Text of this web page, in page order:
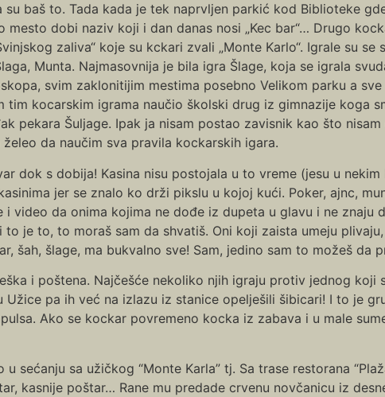
su baš to. Tada kada je tek naprvljen parkić kod Biblioteke
mesto dobi naziv koji i dan danas nosi „Kec bar“… Drugo
zaliva“ koje su kckari zvali „Monte Karlo“. Igrale su se
Munta. Najmasovnija je bila igra Šlage, koja se igrala
svim zaklonitijim mestima posebno Velikom parku a
tim kocarskim igrama naučio školski drug iz gimnazije koga
pekara Šuljage. Ipak ja nisam postao zavisnik kao što
da naučim sva pravila kockarskih igara.
dok s dobija! Kasina nisu postojala u to vreme (jesu u
jer se znalo ko drži pikslu u kojoj kući. Poker, ajnc,
i video da onima kojima ne dođe iz dupeta u glavu i ne znaju
to je to, to moraš sam da shvatiš. Oni koji zaista umeju
šah, šlage, ma bukvalno sve! Sam, jedino sam to možeš da
i poštena. Najčešće nekoliko njih igraju protiv jednog
Užice pa ih već na izlazu iz stanice opelješili šibicari! I to je
Ako se kockar povremeno kocka iz zabava i u male
u sećanju sa užičkog “Monte Karla” tj. Sa trase restorana
kasnije poštar… Rane mu predade crvenu novčanicu iz